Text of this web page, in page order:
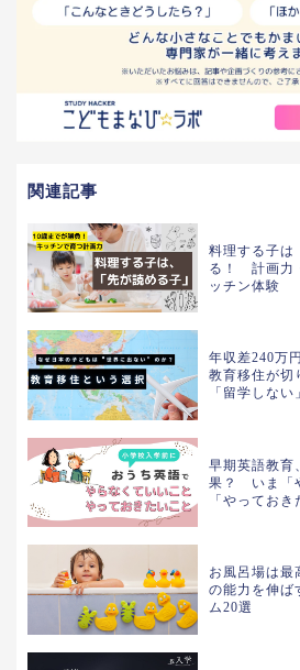
関連記事
料理する子は
る！ 計画力
ッチン体験
年収差240万
教育移住が切
「留学しな
早期英語教育
果？ いま「
「やっておき
お風呂場は
の能力を伸ば
ム20選